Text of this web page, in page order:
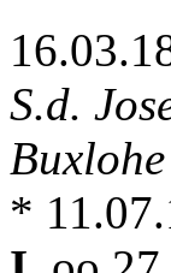
S.d.
*